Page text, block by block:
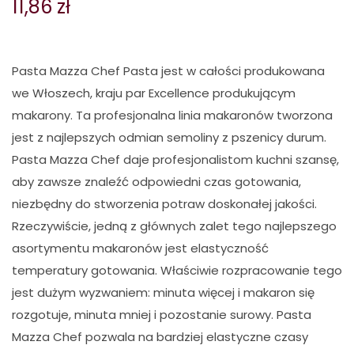
11,86 zł
Pasta Mazza Chef Pasta jest w całości produkowana
we Włoszech, kraju par Excellence produkującym
makarony. Ta profesjonalna linia makaronów tworzona
jest z najlepszych odmian semoliny z pszenicy durum.
Pasta Mazza Chef daje profesjonalistom kuchni szansę,
aby zawsze znaleźć odpowiedni czas gotowania,
niezbędny do stworzenia potraw doskonałej jakości.
Rzeczywiście, jedną z głównych zalet tego najlepszego
asortymentu makaronów jest elastyczność
temperatury gotowania. Właściwie rozpracowanie tego
jest dużym wyzwaniem: minuta więcej i makaron się
rozgotuje, minuta mniej i pozostanie surowy. Pasta
Mazza Chef pozwala na bardziej elastyczne czasy